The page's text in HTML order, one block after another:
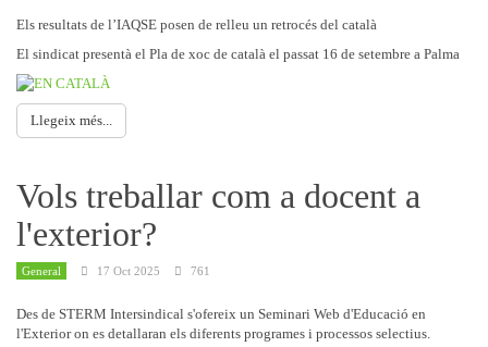
Els resultats de l’IAQSE posen de relleu un retrocés del català
El sindicat presentà el Pla de xoc de català el passat 16 de setembre a Palma
Llegeix més...
Vols treballar com a docent a
l'exterior?
General 17 Oct 2025 761
Des de STERM Intersindical s'ofereix un Seminari Web d'Educació en
l'Exterior on es detallaran els diferents programes i processos selectius.